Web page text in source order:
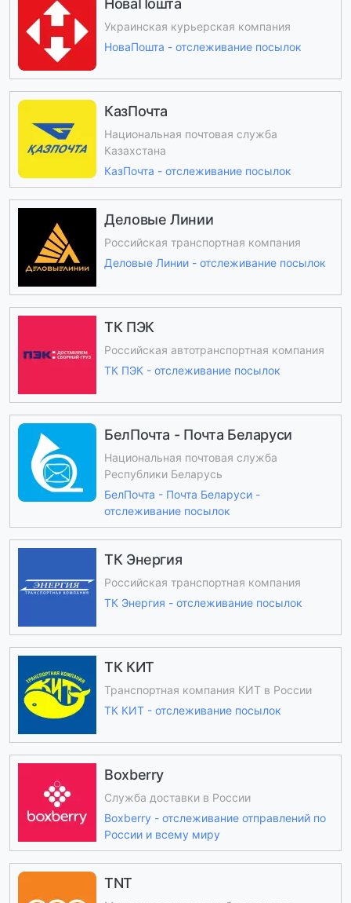
НоваПошта
Украинская курьерская компания
НоваПошта - отслеживание посылок
КазПочта
Национальная почтовая служба
Казахстана
КазПочта - отслеживание посылок
Деловые Линии
Российская транспортная компания
Деловые Линии - отслеживание посылок
ТК ПЭК
Российская автотранспортная компания
ТК ПЭК - отслеживание посылок
БелПочта - Почта Беларуси
Национальная почтовая служба
Республики Беларусь
БелПочта - Почта Беларуси -
отслеживание посылок
ТК Энергия
Российская транспортная компания
ТК Энергия - отслеживание посылок
ТК КИТ
Транспортная компания КИТ в России
ТК КИТ - отслеживание посылок
Boxberry
Служба доставки в России
Boxberry - отслеживание отправлений по
России и всему миру
TNT